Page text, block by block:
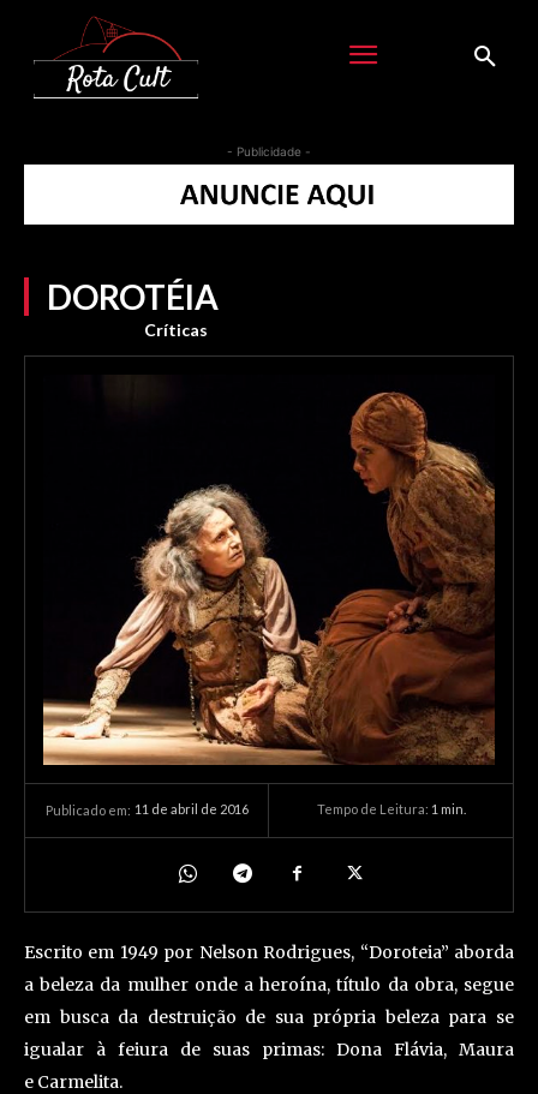
- Publicidade -
DOROTÉIA
Críticas
Publicado em: 11 de abril de 2016 Tempo de Leitura: 1 min.
Escrito em 1949 por Nelson Rodrigues, “Doroteia” aborda
a beleza da mulher onde a heroína, título da obra, segue
em busca da destruição de sua própria beleza para se
igualar à feiura de suas primas: Dona Flávia, Maura
e Carmelita.